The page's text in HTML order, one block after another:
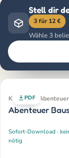
Stell dir
3 für 12 €
Wähle 3
PDF
Klassiker · Abenteuer
Abenteuer
Sofort-Download ·
nötig